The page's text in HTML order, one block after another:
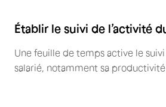
Établir le suivi de l’activité
Une feuille de temps active le
salarié, notamment sa